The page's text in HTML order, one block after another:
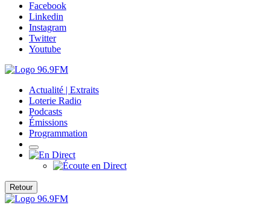
Facebook
Linkedin
Instagram
Twitter
Youtube
Actualité | Extraits
Loterie Radio
Podcasts
Émissions
Programmation
Retour